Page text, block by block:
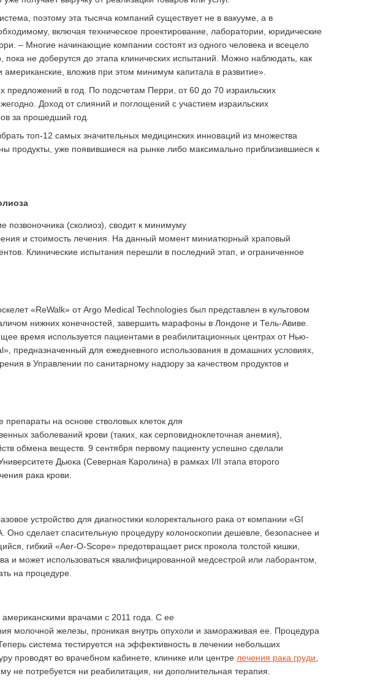
поэтому эта тысяча компаний существует не в вакууме, а в
включая техническое проектирование, лаборатории, юридические
– Многие начинающие компании состоят из одного человека и всецело
не доберутся до этапа клинических испытаний. Можно наблюдать, как
американские, вложив при этом минимум капитала в развитие».
в год. По подсчетам Перри, от 60 до 70 израильских
Доход от слияний и поглощений с участием израильских
за прошедший год.
топ-12 самых значительных медицинских инноваций из множества
продукты, уже появившиеся на рынке либо максимально приблизившиеся к
(сколиоз), сводит к минимуму
и стоимость лечения. На данный момент миниатюрный храповый
Клинические испытания перешли в последний этап, и ограниченное
«ReWalk» от Argo Medical Technologies был представлен в культовом
нижних конечностей, завершить марафоны в Лондоне и Тель-Авиве.
время используется пациентами в реабилитационных центрах от Нью-
предназначенный для ежедневного использования в домашних условиях,
в Управлении по санитарному надзору за качеством продуктов и
на основе стволовых клеток для
заболеваний крови (таких, как серповидноклеточная анемия),
обмена веществ. 9 сентября первому пациенту успешно сделали
Дьюка (Северная Каролина) в рамках I/II этапа второго
рака крови.
устройство для диагностики колоректального рака от компании «GI
сделает спасительную процедуру колоноскопии дешевле, безопаснее и
гибкий «Aer-O-Scope» предотвращает риск прокола толстой кишки,
и может использоваться квалифицированной медсестрой или лаборантом,
на процедуре.
врачами с 2011 года. С ее
молочной железы, проникая внутрь опухоли и замораживая ее. Процедура
система тестируется на эффективность в лечении небольших
проводят во врачебном кабинете, клинике или центре лечения рака груди
не потребуется ни реабилитация, ни дополнительная терапия.